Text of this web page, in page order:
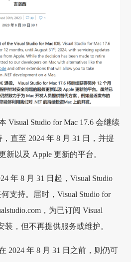
Visual Studio for Mac 17.6 会继续
直至 2024 年 8 月 31 日，并提
新以及 Apple 更新的平台。
年 8 月 31 日起，Visual Studio
支持。届时，Visual Studio for
，为已订阅 Visual
装，但不再提供服务或维护。
2024 年 8 月 31 日之前，则仍可